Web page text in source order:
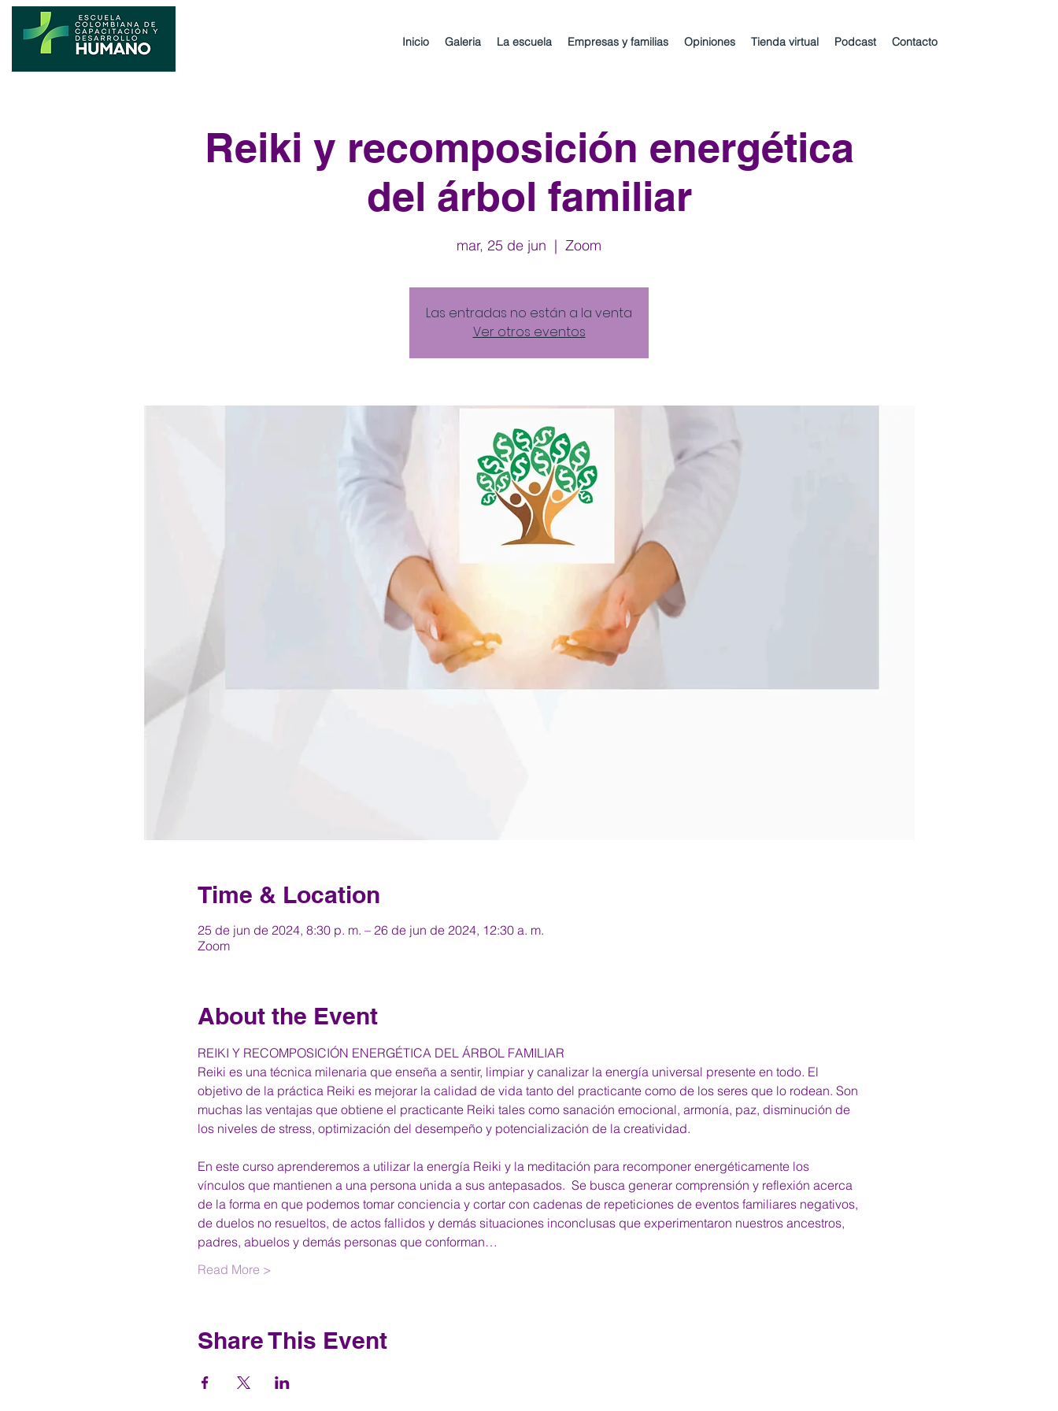
Inicio Galeria La escuela Empresas y familias Opiniones Tienda virtual Podcast Contacto
Reiki y recomposición energética
del árbol familiar
mar, 25 de jun
  |
Zoom
Las entradas no están a la venta
Ver otros eventos
Time & Location
25 de jun de 2024, 8:30 p. m. – 26 de jun de 2024, 12:30 a. m.
Zoom
About the Event
REIKI Y RECOMPOSICIÓN ENERGÉTICA DEL ÁRBOL FAMILIAR
Reiki es una técnica milenaria que enseña a sentir, limpiar y canalizar la energía universal presente en todo. El
objetivo de la práctica Reiki es mejorar la calidad de vida tanto del practicante como de los seres que lo rodean. Son
muchas las ventajas que obtiene el practicante Reiki tales como sanación emocional, armonía, paz, disminución de
los niveles de stress, optimización del desempeño y potencialización de la creatividad.
En este curso aprenderemos a utilizar la energía Reiki y la meditación para recomponer energéticamente los
vínculos que mantienen a una persona unida a sus antepasados.  Se busca generar comprensión y reflexión acerca
de la forma en que podemos tomar conciencia y cortar con cadenas de repeticiones de eventos familiares negativos,
de duelos no resueltos, de actos fallidos y demás situaciones inconclusas que experimentaron nuestros ancestros,
padres, abuelos y demás personas que conforman…
Read More >
Share This Event